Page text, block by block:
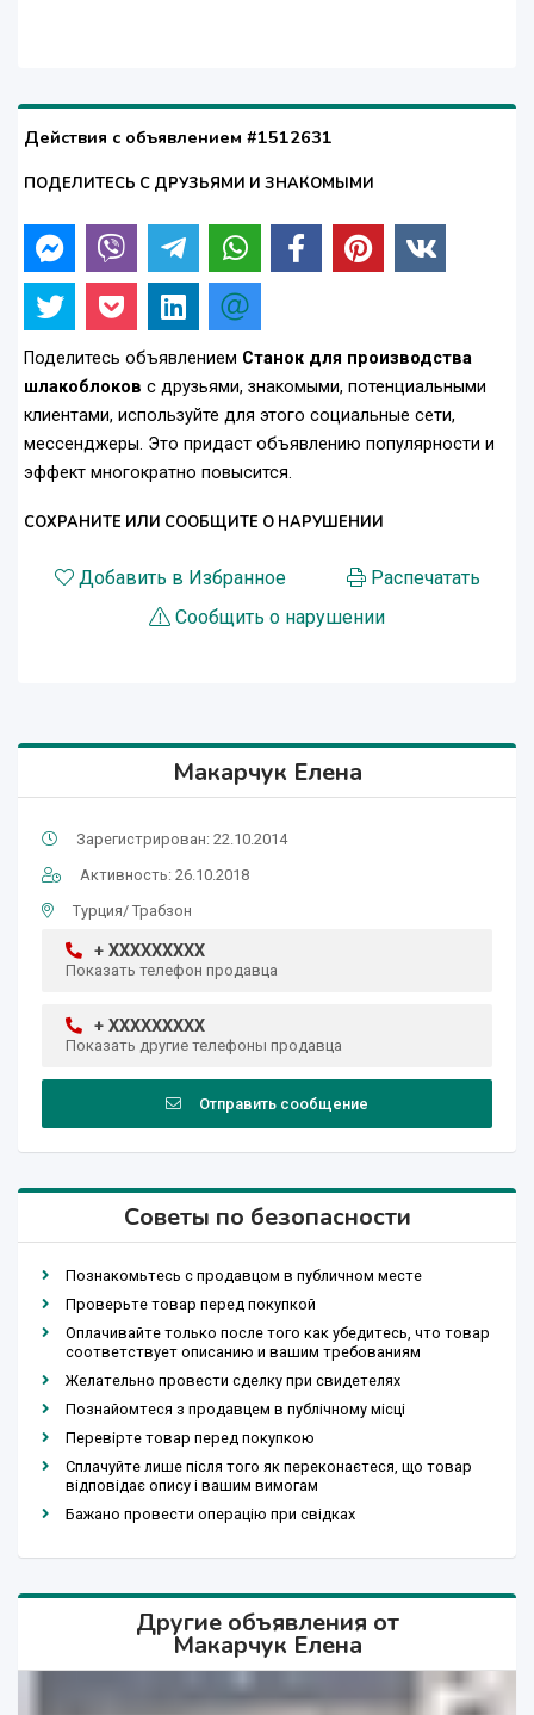
Действия с объявлением #1512631
ПОДЕЛИТЕСЬ С ДРУЗЬЯМИ И ЗНАКОМЫМИ
Поделитесь объявлением Станок для производства
шлакоблоков с друзьями, знакомыми, потенциальными
клиентами, используйте для этого социальные сети,
мессенджеры. Это придаст объявлению популярности и
эффект многократно повысится.
СОХРАНИТЕ ИЛИ СООБЩИТЕ О НАРУШЕНИИ
Добавить в Избранное
Распечатать
Сообщить о нарушении
Макарчук Елена
Зарегистрирован: 22.10.2014
Активность: 26.10.2018
Турция/ Трабзон
+ XXXXXXXXX
Показать телефон продавца
+ XXXXXXXXX
Показать другие телефоны продавца
Отправить сообщение
Советы по безопасности
Познакомьтесь с продавцом в публичном месте
Проверьте товар перед покупкой
Оплачивайте только после того как убедитесь, что товар
соответствует описанию и вашим требованиям
Желательно провести сделку при свидетелях
Познайомтеся з продавцем в публічному місці
Перевірте товар перед покупкою
Сплачуйте лише після того як переконаєтеся, що товар
відповідає опису і вашим вимогам
Бажано провести операцію при свідках
Другие объявления от
Макарчук Елена